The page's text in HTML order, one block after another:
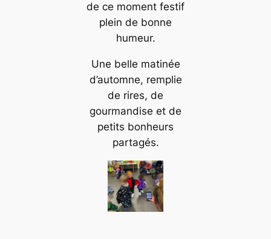
de ce moment festif
plein de bonne
humeur.
Une belle matinée
d’automne, remplie
de rires, de
gourmandise et de
petits bonheurs
partagés.